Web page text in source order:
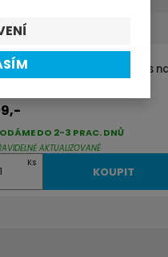
Hollowtech II Cyclo Tools
Ks
KOUPIT
DO 2-3 PRAC. DNŮ
AKTUALIZOVANÉ